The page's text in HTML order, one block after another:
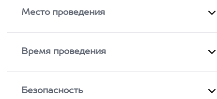
Место проведения
Время проведения
Безопасность